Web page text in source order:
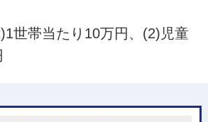
世帯当たり10万円、(2)児童